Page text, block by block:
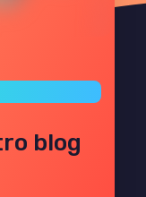
blog